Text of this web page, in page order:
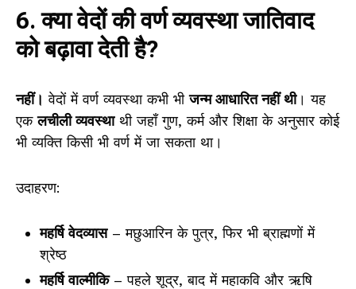
6. क्या वेदों की वर्ण व्यवस्था जातिवाद
को बढ़ावा देती है?
नहीं। वेदों में वर्ण व्यवस्था कभी भीजन्म आधारित नहीं थी। यह
एकलचीली व्यवस्थाथी जहाँ गुण, कर्म और शिक्षा के अनुसार कोई
भी व्यक्ति किसी भी वर्ण में जा सकता था।
उदाहरण:
महर्षि वेदव्यास– मछुआरिन के पुत्र, फिर भी ब्राह्मणों में
श्रेष्ठ
महर्षि वाल्मीकि– पहले शूद्र, बाद में महाकवि और ऋषि